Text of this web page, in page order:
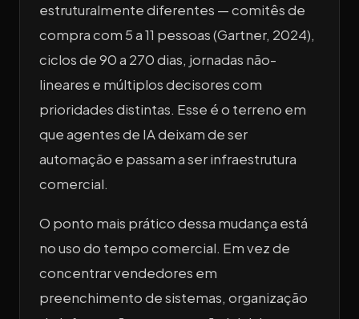
estruturalmente diferentes — comitês de
compra com 5 a 11 pessoas (Gartner, 2024),
ciclos de 90 a 270 dias, jornadas não-
lineares e múltiplos decisores com
prioridades distintas. Esse é o terreno em
que agentes de IA deixam de ser
automação e passam a ser infraestrutura
comercial.
O ponto mais prático dessa mudança está
no uso do tempo comercial. Em vez de
concentrar vendedores em
preenchimento de sistemas, organização